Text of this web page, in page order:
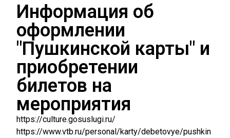
Информация об
оформлении
"Пушкинской карты" и
приобретении
билетов на
мероприятия
https://culture.gosuslugi.ru/
https://www.vtb.ru/personal/karty/debetovye/pushkin